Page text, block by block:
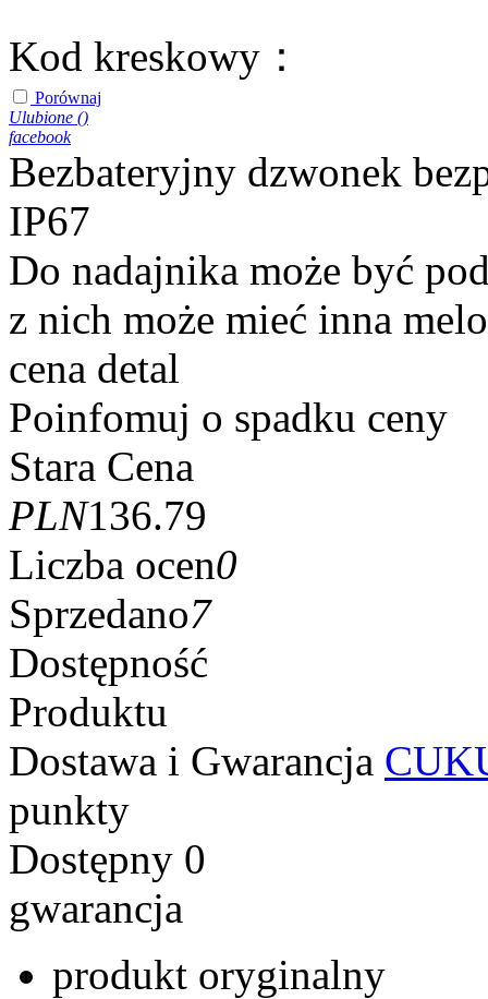
Kod kreskowy：
Porównaj
Ulubione ()
facebook
Bezbateryjny dzwonek
IP67
Do nadajnika może być
z nich może mieć inna
cena detal
Poinfomuj o spadku ceny
Stara Cena
PLN136.79
Liczba ocen0
Sprzedano7
Dostępność
Produktu
Dostawa i Gwarancja
punkty
Dostępny 0
gwarancja
produkt oryginalny